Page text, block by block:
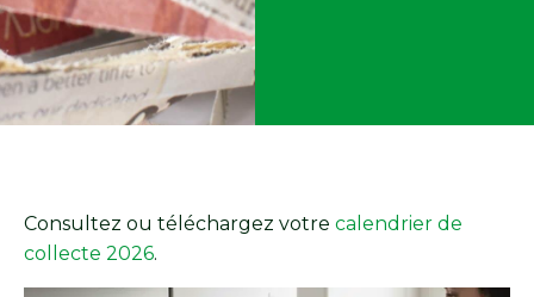
Consultez ou téléchargez votre calendrier de
collecte 2026.